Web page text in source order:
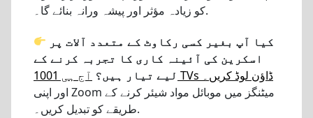
کو زیادہ مؤثر اور پیشہ ورانہ بنائے گا۔.
کیا آپ بغیر کسی رکاوٹ کے متعدد آلات پر
اسکرین کی آئینہ کاری کا تجربہ کرنے کے
لیے تیار ہیں؟
آج ہی 1001 TVs ڈاؤن لوڈ کریں۔
اور اپنی Zoom میٹنگز میں موبائل مواد شیئر کرنے کے
طریقے کو تبدیل کریں۔.